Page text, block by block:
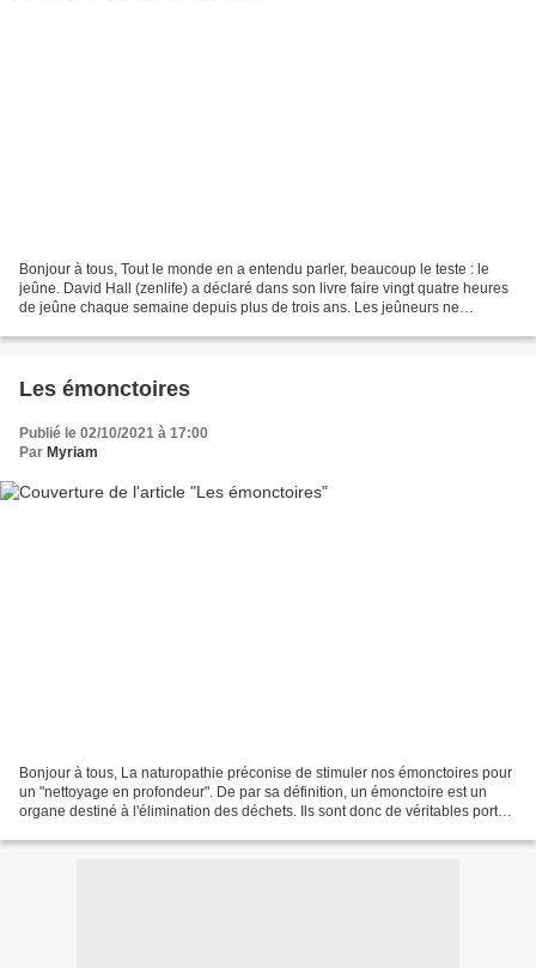
Bonjour à tous, Tout le monde en a entendu parler, beaucoup le teste : le
jeûne. David Hall (zenlife) a déclaré dans son livre faire vingt quatre heures
de jeûne chaque semaine depuis plus de trois ans. Les jeûneurs ne
Les émonctoires
Publié le 02/10/2021 à 17:00
Par Myriam
Bonjour à tous, La naturopathie préconise de stimuler nos émonctoires pour
un "nettoyage en profondeur". De par sa définition, un émonctoire est un
organe destiné à l'élimination des déchets. Ils sont donc de véritables portes